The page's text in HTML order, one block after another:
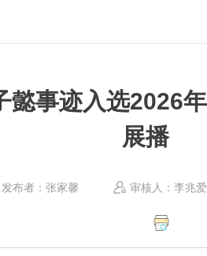
事迹入选2026
展播
发布者：张家馨 审核人：李兆爱